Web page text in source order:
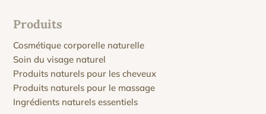
Produits
Cosmétique corporelle naturelle
Soin du visage naturel
Produits naturels pour les cheveux
Produits naturels pour le massage
Ingrédients naturels essentiels